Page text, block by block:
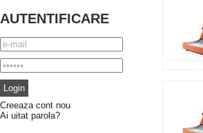
AUTENTIFICARE
Creeaza cont nou
Ai uitat parola?